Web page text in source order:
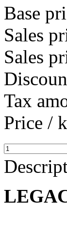
Base
Sales
Sales
Tax
Price /